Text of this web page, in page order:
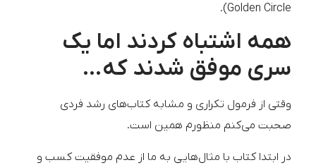
Golden Circle).
همه اشتباه کردند اما یک
سری موفق شدند که…
وقتی از فرمول تکراری و مشابه کتاب‌های رشد فردی
صحبت می‌کنم منظورم همین است.
در ابتدا کتاب با مثال‌هایی به ما از عدم موفقیت کسب و